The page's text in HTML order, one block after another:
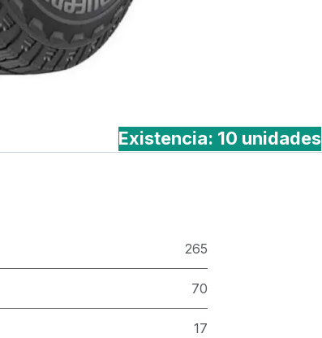
Existencia: 10 unidades
265
70
17